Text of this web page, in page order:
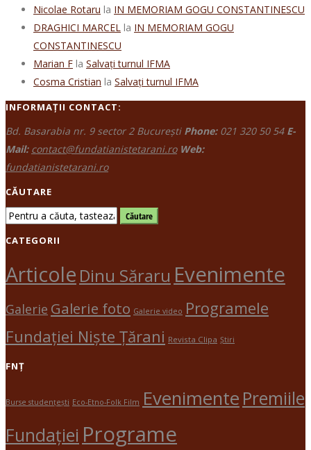
Nicolae Rotaru la IN MEMORIAM GOGU CONSTANTINESCU
DRAGHICI MARCEL la IN MEMORIAM GOGU
CONSTANTINESCU
Marian F la Salvați turnul IFMA
Cosma Cristian la Salvați turnul IFMA
INFORMAȚII CONTACT:
Bd. Basarabia nr. 9 sector 2 București Phone:021 320 50 54 E-
Mail: contact@fundatianistetarani.ro Web:
fundatianistetarani.ro
CĂUTARE
CATEGORII
Articole Dinu Săraru Evenimente
Galerie Galerie foto Galerie video Programele
Fundației Niște Țărani Revista Clipa Știri
FNȚ
Burse studențești Eco-Etno-Folk Film Evenimente Premiile
Fundației Programe